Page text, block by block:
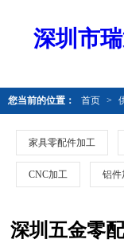
深圳市
您当前的位置： 首页 >
家具零配件加工
CNC加工 铝件
深圳五金零